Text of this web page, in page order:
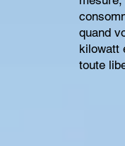
quand
kilowatt
toute